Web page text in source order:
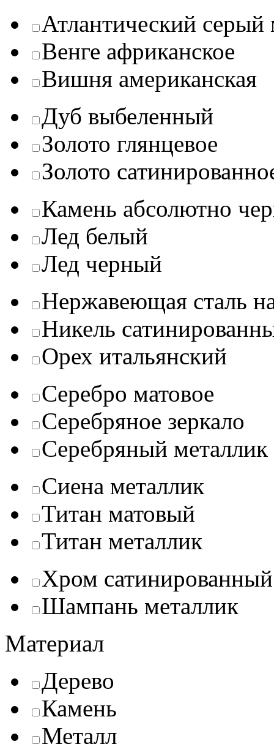
Атлантический серый
Венге африканское
Вишня американская
Дуб выбеленный
Золото глянцевое
Золото
Камень абсолютно
Лед белый
Лед черный
Нержавеющая сталь
Никель
Орех итальянский
Серебро матовое
Серебряное зеркало
Серебряный металлик
Сиена металлик
Титан матовый
Титан металлик
Хром сатинированный
Шампань металлик
Материал
Дерево
Камень
Металл